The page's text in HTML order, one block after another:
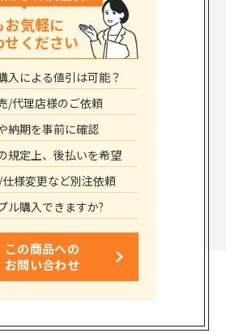
お気軽に
せください
入による値引は可能？
/代理店様のご依頼
納期を事前に確認
規定上、後払いを希望
様変更など別注依頼
ル購入できますか?
この商品への
お問い合わせ